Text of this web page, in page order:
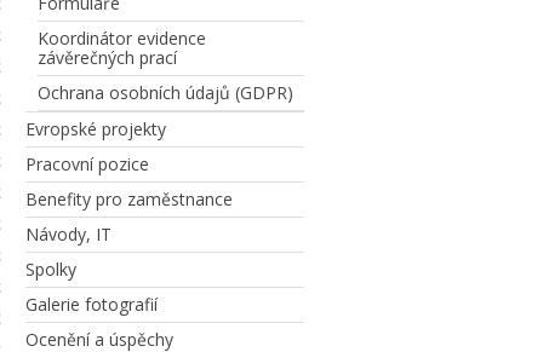
Koordinátor evidence
závěrečných prací
Ochrana osobních údajů (GDPR)
Evropské projekty
Pracovní pozice
Benefity pro zaměstnance
Návody, IT
Spolky
Galerie fotografií
Ocenění a úspěchy